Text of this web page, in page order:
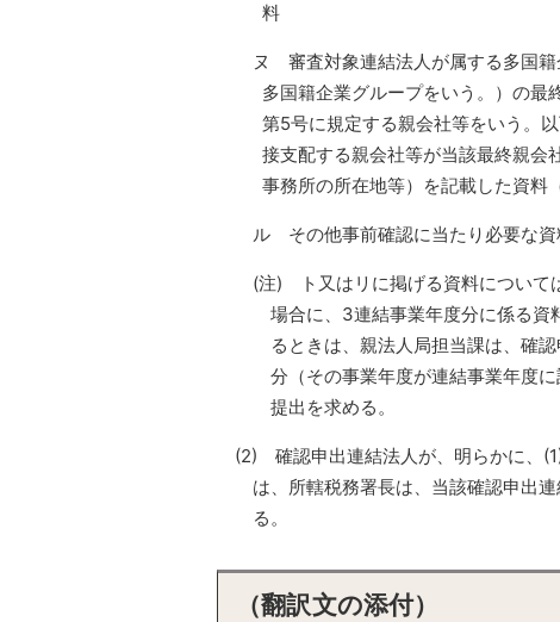
料
ヌ 審査対象連結法人が属する多国
多国籍企業グループをいう。）の最
第5号に規定する親会社等をいう。
接支配する親会社等が当該最終親会
事務所の所在地等）を記載した資料
ル その他事前確認に当たり必要な資
(注) ト又はリに掲げる資料について
場合に、3連結事業年度分に係る資
るときは、親法人局担当課は、確
分（その事業年度が連結事業年度
提出を求める。
(2) 確認申出連結法人が、明らかに、
は、所轄税務署長は、当該確認申出
る。
（翻訳文の添付）